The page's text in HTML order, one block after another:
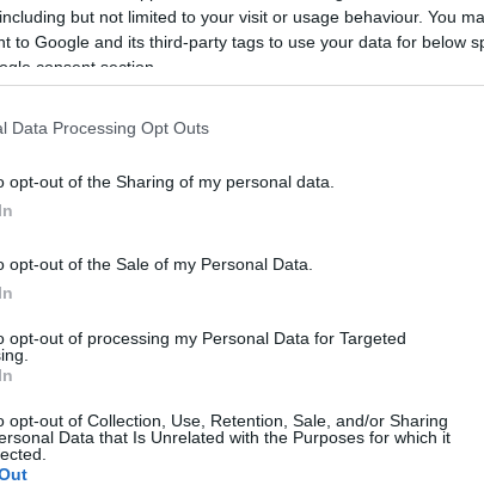
but not limited to your visit or usage behaviour. You
to Google and its third-party tags to use your data for below
consent section.
Data Processing Opt Outs
opt-out of the Sharing of my personal data.
opt-out of the Sale of my Personal Data.
opt-out of processing my Personal Data for Targeted
opt-out of Collection, Use, Retention, Sale, and/or Sharing
Data that Is Unrelated with the Purposes for which it
acvatice din lume, Siam Park
își întâmpină
celebră atracție este Tower of Power, un
O altă atracție populară este Wave Palace,
tropicală completează atmosfera exotică a
cele pentru copii, de la 28 de euro.